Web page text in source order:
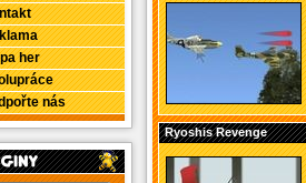
her
nás
Ryoshis Revenge